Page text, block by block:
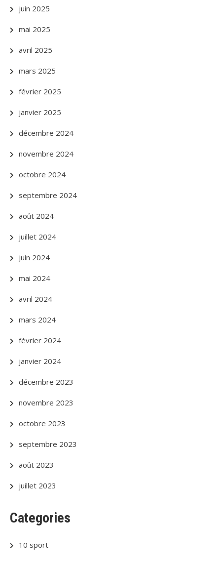
juin 2025
mai 2025
avril 2025
mars 2025
février 2025
janvier 2025
décembre 2024
novembre 2024
octobre 2024
septembre 2024
août 2024
juillet 2024
juin 2024
mai 2024
avril 2024
mars 2024
février 2024
janvier 2024
décembre 2023
novembre 2023
octobre 2023
septembre 2023
août 2023
juillet 2023
Categories
10 sport